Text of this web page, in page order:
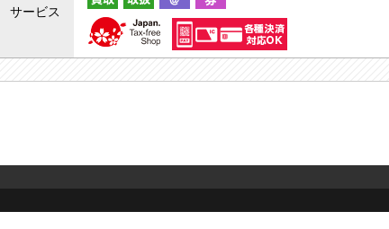
サービス